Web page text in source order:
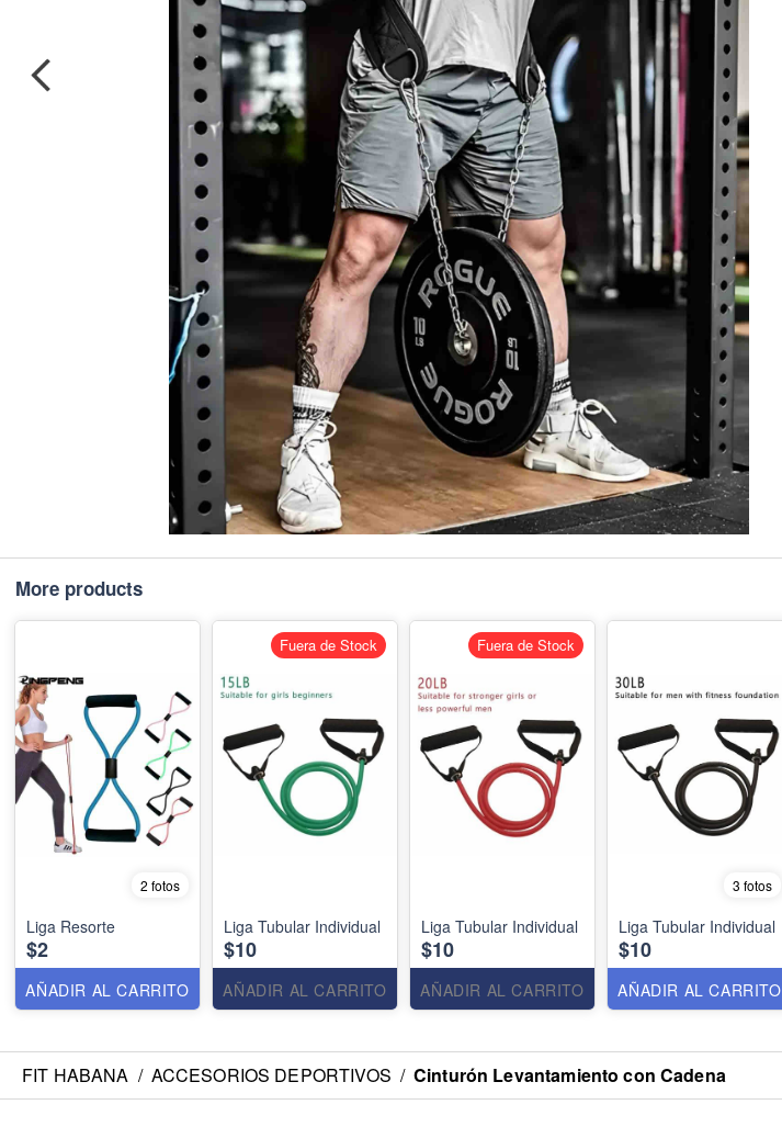
More products
2 fotos
Liga Resorte
$2
AÑADIR AL CARRITO
Liga Tubular Individual
$10
AÑADIR AL CARRITO
Fuera de Stock
Liga Tubular Individual
$10
AÑADIR AL CARRITO
Fuera de Stock
3 fotos
Liga Tubular Individual
$10
AÑADIR AL CARRITO
FIT HABANA / ACCESORIOS DEPORTIVOS / Cinturón Levantamiento con Cadena